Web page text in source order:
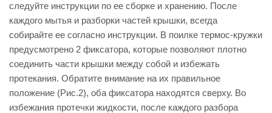
следуйте инструкции по ее сборке и хранению. После
каждого мытья и разборки частей крышки, всегда
собирайте ее согласно инструкции. В поилке термос-кружки
предусмотрено 2 фиксатора, которые позволяют плотно
соединить части крышки между собой и избежать
протекания. Обратите внимание на их правильное
положение (Рис.2), оба фиксатора находятся сверху. Во
избежания протечки жидкости, после каждого разбора